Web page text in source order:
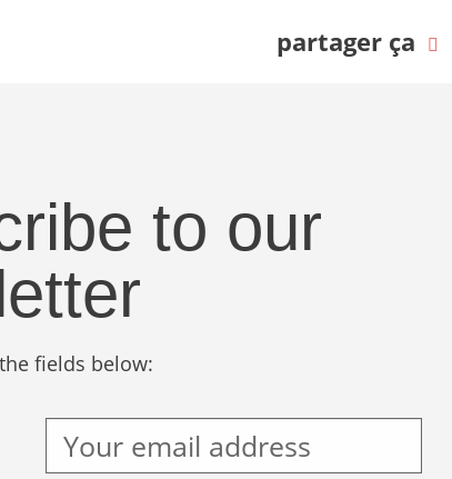
partager ça
to our
fields below: